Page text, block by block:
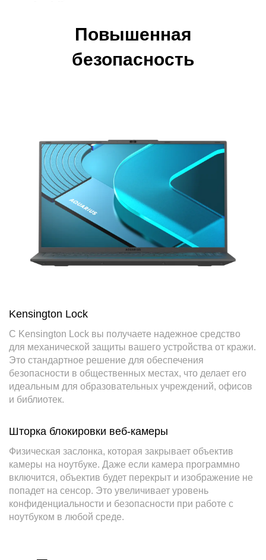
Повышенная
безопасность
Kensington Lock
С Kensington Lock вы получаете надежное средство
для механической защиты вашего устройства от кражи.
Это стандартное решение для обеспечения
безопасности в общественных местах, что делает его
идеальным для образовательных учреждений, офисов
и библиотек.
Шторка блокировки веб-камеры
Физическая заслонка, которая закрывает объектив
камеры на ноутбуке. Даже если камера программно
включится, объектив будет перекрыт и изображение не
попадет на сенсор. Это увеличивает уровень
конфиденциальности и безопасности при работе с
ноутбуком в любой среде.